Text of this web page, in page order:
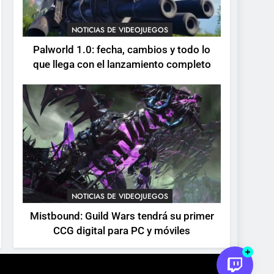
devuelve el espectáculo
de la conducción
Series X|S y PC
NOTICIAS DE VIDEOJUEGOS
NOTICIAS DE VIDEOJUEGOS
Palworld 1.0: fecha, cambios y todo lo
que llega con el lanzamiento completo
NOTICIAS DE VIDEOJUEGOS
Mistbound: Guild Wars tendrá su primer
CCG digital para PC y móviles